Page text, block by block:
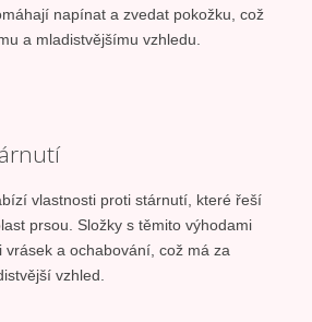
napínat a zvedat pokožku, což
a mladistvějšímu vzhledu.
vlastnosti proti stárnutí, které řeší
prsou. Složky s těmito výhodami
vrásek a ochabování, což má za
vzhled.